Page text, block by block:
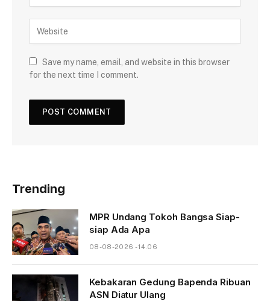
Save my name, email, and website in this browser
for the next time I comment.
Trending
MPR Undang Tokoh Bangsa Siap-
siap Ada Apa
08-08-2026 - 14.06
Kebakaran Gedung Bapenda Ribuan
ASN Diatur Ulang